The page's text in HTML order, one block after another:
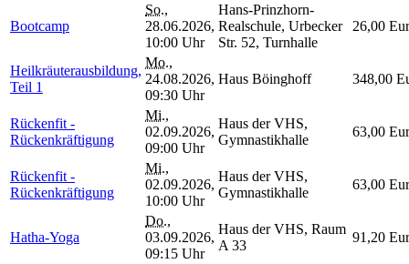
Bootcamp
So.,
28.06.2026,
10:00 Uhr
Hans-Prinzhorn-
Realschule, Urbecker
Str. 52, Turnhalle
26,00
Heilkräuterausbildung,
Teil 1
Mo.,
24.08.2026,
09:30 Uhr
Haus Böinghoff 348,00
Rückenfit -
Rückenkräftigung
Mi.,
02.09.2026,
09:00 Uhr
Haus der VHS,
Gymnastikhalle
63,00
Rückenfit -
Rückenkräftigung
Mi.,
02.09.2026,
10:00 Uhr
Haus der VHS,
Gymnastikhalle
63,00
Hatha-Yoga
Do.,
03.09.2026,
09:15 Uhr
Haus der VHS, Raum
A 33
91,20